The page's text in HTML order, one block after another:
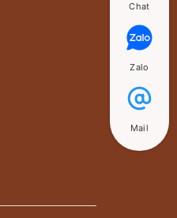
Chat
Zalo
Mail